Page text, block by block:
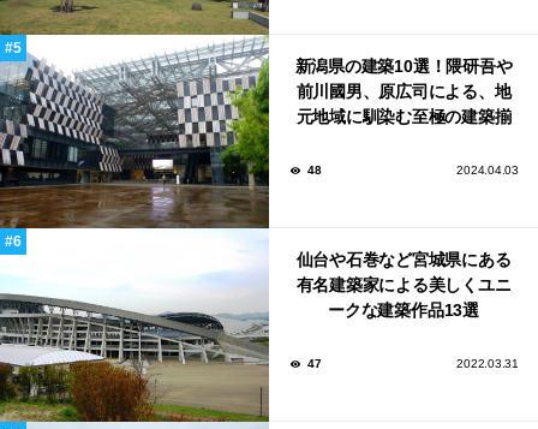
新潟県の建築10選！隈研吾や
前川國男、原広司による、地
元地域に馴染む至極の建築揃
48 2024.04.03
仙台や石巻など宮城県にある
有名建築家による美しくユニ
ークな建築作品13選
47 2022.03.31